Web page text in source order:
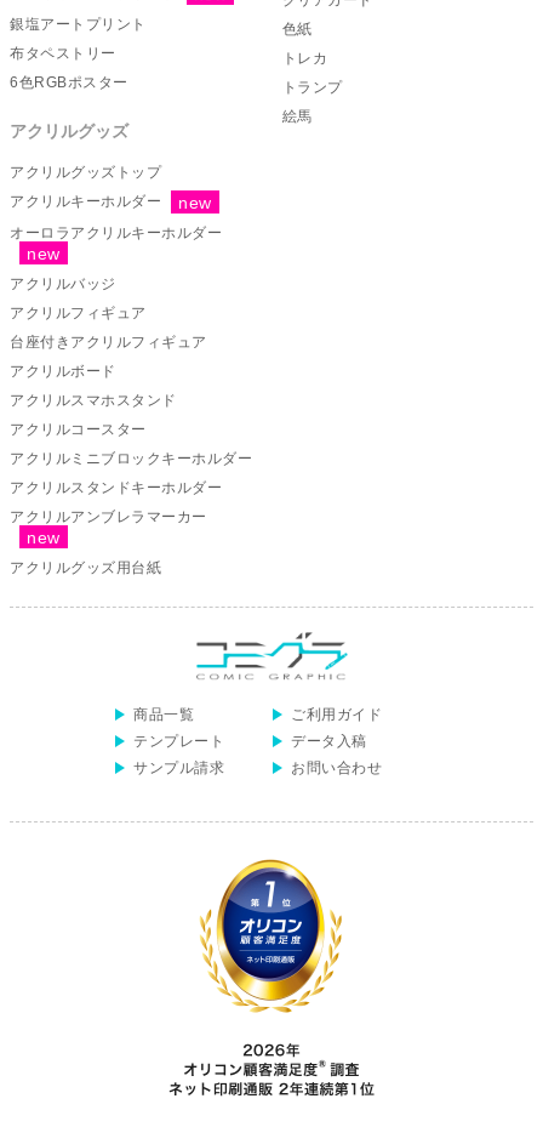
銀塩アートプリント
布タペストリー
6色RGBポスター
アクリルグッズ
アクリルグッズトップ
アクリルキーホルダー
オーロラアクリルキーホルダー
アクリルバッジ
アクリルフィギュア
台座付きアクリルフィギュア
アクリルボード
アクリルスマホスタンド
アクリルコースター
アクリルミニブロックキーホルダー
アクリルスタンドキーホルダー
アクリルアンブレラマーカー
アクリルグッズ用台紙
色紙
トレカ
トランプ
絵馬
商品一覧
ご利用ガイド
テンプレート
データ入稿
サンプル請求
お問い合わせ